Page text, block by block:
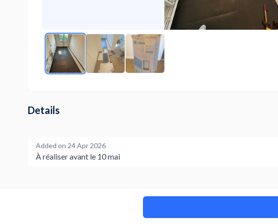
Details
Added on 24 Apr 2026
À réaliser avant le 10 mai